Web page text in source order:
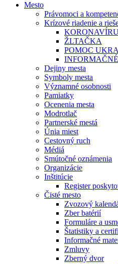
Mesto
Právomoci a
Krízové riadenie a
ŽLTAČKA
POMOC
Dejiny mesta
Symboly mesta
Významné osobnosti
Pamiatky
Ocenenia mesta
Modrotlač
Partnerské mestá
Únia miest
Cestovný ruch
Médiá
Smútočné oznámenia
Organizácie
Inštitúcie
Register
Čisté mesto
Zvozový
Zber batérií
Formuláre a
Štatistiky a
Informačné
Zmluvy
Zberný dvor